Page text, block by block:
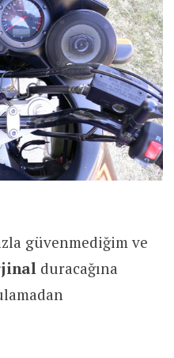
güvenmediğim ve
duracağına